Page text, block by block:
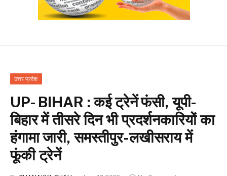
उत्तर प्रदेश
UP- BIHAR : कई ट्रेनें फंसी, यूपी-
बिहार में तीसरे दिन भी प्रदर्शनकारियों का
हंगामा जारी, समस्तीपुर-लखीसराय में
फूंकी ट्रेनें